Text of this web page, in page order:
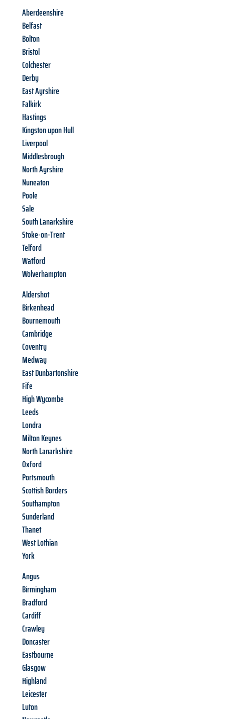
Aberdeenshire
Belfast
Bolton
Bristol
Colchester
Derby
East Ayrshire
Falkirk
Hastings
Kingston upon Hull
Liverpool
Middlesbrough
North Ayrshire
Nuneaton
Poole
Sale
South Lanarkshire
Stoke-on-Trent
Telford
Watford
Wolverhampton
Aldershot
Birkenhead
Bournemouth
Cambridge
Coventry
Medway
East Dunbartonshire
Fife
High Wycombe
Leeds
Londra
Milton Keynes
North Lanarkshire
Oxford
Portsmouth
Scottish Borders
Southampton
Sunderland
Thanet
West Lothian
York
Angus
Birmingham
Bradford
Cardiff
Crawley
Doncaster
Eastbourne
Glasgow
Highland
Leicester
Luton